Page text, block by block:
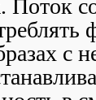
Поток
с